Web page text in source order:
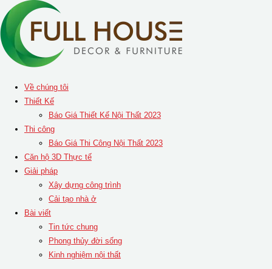
Skip
to
content
Về chúng tôi
Thiết Kế
Báo Giá Thiết Kế Nội Thất 2023
Thi công
Báo Giá Thi Công Nội Thất 2023
Căn hộ 3D Thực tế
Giải pháp
Xây dựng công trình
Cải tạo nhà ở
Bài viết
Tin tức chung
Phong thủy đời sống
Kinh nghiệm nội thất